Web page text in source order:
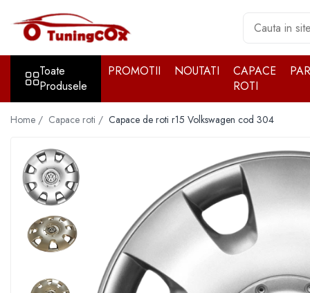
Toate Produsele
Accesorii exterior
Accesorii auto cromate
Accesorii auto inox
Antene auto
Aparatori noroi
Aparatori noroi
Bara spate
Bullbar
Grile
Toate
Produsele
PROMOTII NOUTATI
CAPACE
ROTI
Home / Capace roti / Capace de roti r15 Volkswagen cod 304